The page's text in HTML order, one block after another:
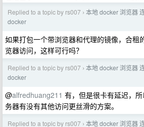
Replied to a topic by rs007 › 本地 docker 浏览器
docker
如果打包一个带浏览器和代理的镜像，合租
览器访问，这样可行吗？
Replied to a topic by rs007 › 本地 docker 浏览器
docker
@alfredhuang211 有，但是很卡有延迟，
务器有没有其他访问更丝滑的方案。
Replied to a topic by rs007 › 本地 docker 浏览器